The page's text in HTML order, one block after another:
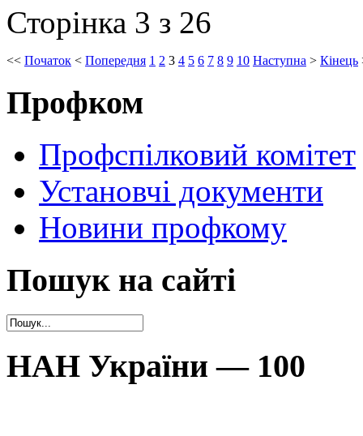
Сторінка 3 з 26
<< Початок < Попередня 1 2 3 4 5 6 7 8 9 10 Наступна > Кінець
Профком
Профспілковий комітет
Установчі документи
Новини профкому
Пошук на сайті
НАН України — 100